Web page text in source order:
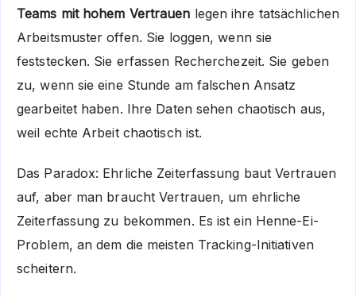
Teams mit hohem Vertrauen legen ihre tatsächlichen
Arbeitsmuster offen. Sie loggen, wenn sie
feststecken. Sie erfassen Recherchezeit. Sie geben
zu, wenn sie eine Stunde am falschen Ansatz
gearbeitet haben. Ihre Daten sehen chaotisch aus,
weil echte Arbeit chaotisch ist.
Das Paradox: Ehrliche Zeiterfassung baut Vertrauen
auf, aber man braucht Vertrauen, um ehrliche
Zeiterfassung zu bekommen. Es ist ein Henne-Ei-
Problem, an dem die meisten Tracking-Initiativen
scheitern.